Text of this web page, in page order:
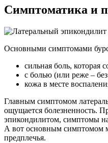
Симптоматика и
Основными симптомами
сильная боль, которая
с болью (или реже –
кожа в месте
Главным симптомом
ощущается болезненность.
эпикондилитом, симптомы
А вот основным симптомом
предплечья.